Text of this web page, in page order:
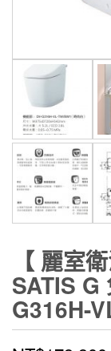
【 麗室
SATIS G
G316H-